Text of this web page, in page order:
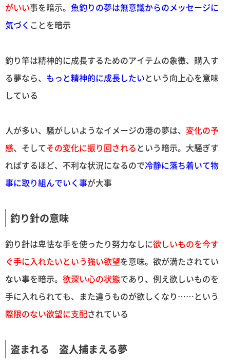
がいい事を暗示。 魚釣りの夢は無意識からのメッセージに
気づく ことを暗示
釣り竿は精神的に成長するためのアイテムの象徴、購入す
る夢なら、 もっと精神的に成長したいという向上心を意味
している
人が多い、騒がしいようなイメージの港の夢は、 変化の予
感、そしてその変化に振り回されるという暗示。大騒ぎす
ればするほど、不利な状況になるので冷静に落ち着いて物
事に取り組んでいく事が大事
釣り針の意味
釣り針は卑怯な手を使ったり努力なしに欲しいものを今す
ぐ手に入れたいという強い欲望を意味。欲が満たされてい
ない事を暗示。 欲深い心の状態であり、例え欲しいものを
手に入れられても、また違うものが欲しくなり……という
際限のない欲望に支配されている
盗まれる 盗人捕まえる夢